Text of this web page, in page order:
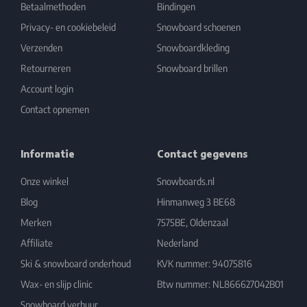
Betaalmethoden
Privacy- en cookiebeleid
Verzenden
Retourneren
Account login
Contact opnemen
Bindingen
Snowboard schoenen
Snowboardkleding
Snowboard brillen
Informatie
Onze winkel
Blog
Merken
Affiliate
Ski & snowboard onderhoud
Wax- en slijp clinic
Contact gegevens
Snowboards.nl
Hinmanweg 3 BE68
7575BE, Oldenzaal
Nederland
KVK nummer: 94075816
Btw nummer: NL866627042B01